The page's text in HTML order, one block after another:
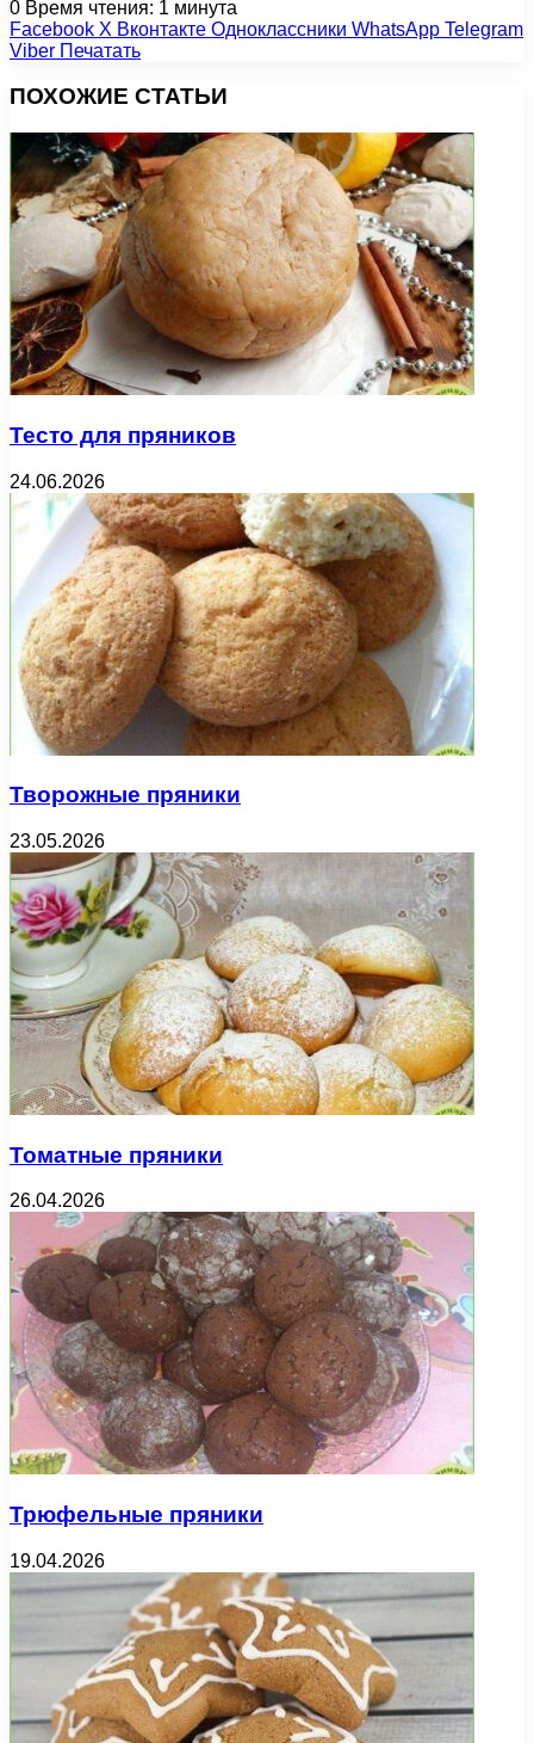
0 Время чтения: 1 минута
Facebook X Вконтакте Одноклассники WhatsApp Telegram
Viber Печатать
ПОХОЖИЕ СТАТЬИ
Тесто для пряников
24.06.2026
Творожные пряники
23.05.2026
Томатные пряники
26.04.2026
Трюфельные пряники
19.04.2026